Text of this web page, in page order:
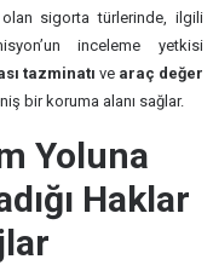
sigorta türlerinde, ilgili
inceleme yetkisi
tazminatı ve araç değer
bir koruma alanı sağlar.
Yoluna
Haklar